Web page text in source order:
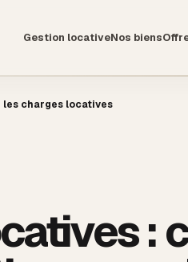
Gestion locativeNos biens
charges locatives
: